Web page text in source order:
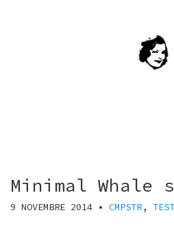
Minimal Whale
9 NOVEMBRE 2014 • CMPSTR,